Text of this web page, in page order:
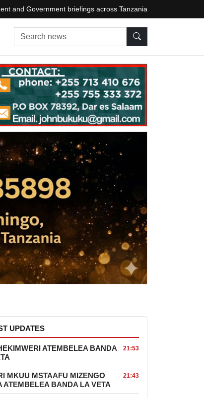
and Government briefings across Tanzania
Search news
UPDATES
ATEMBELEA BANDA
21:53
MKUU MSTAAFU MIZENGO
ATEMBELEA BANDA LA VETA
21:43